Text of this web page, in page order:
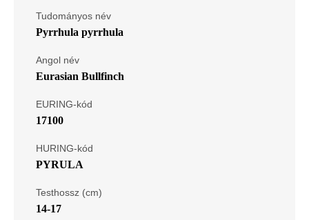
Tudományos név
Pyrrhula pyrrhula
Angol név
Eurasian Bullfinch
EURING-kód
17100
HURING-kód
PYRULA
Testhossz (cm)
14-17